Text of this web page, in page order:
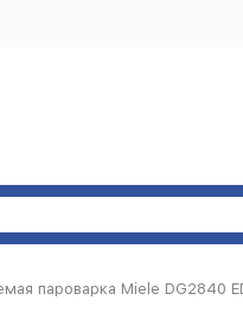
пароварка Miele DG2840